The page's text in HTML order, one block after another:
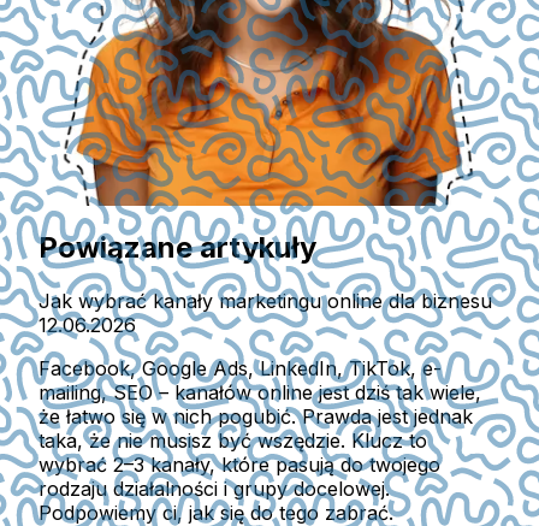
Powiązane artykuły
Jak wybrać kanały marketingu online dla biznesu
12.06.2026
Facebook, Google Ads, LinkedIn, TikTok, e-
mailing, SEO – kanałów online jest dziś tak wiele,
że łatwo się w nich pogubić. Prawda jest jednak
taka, że nie musisz być wszędzie. Klucz to
wybrać 2–3 kanały, które pasują do twojego
rodzaju działalności i grupy docelowej.
Podpowiemy ci, jak się do tego zabrać.